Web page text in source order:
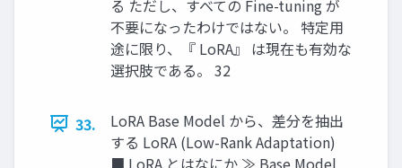
る ただし、すべての Fine-tuning が
不要になったわけではない。 特定用
途に限り、『 LoRA』 は現在も有効な
選択肢である。 32
33.
LoRA Base Model から、差分を抽出
する LoRA (Low-Rank Adaptation)
■ LoRA とはなにか ≫ Base Model